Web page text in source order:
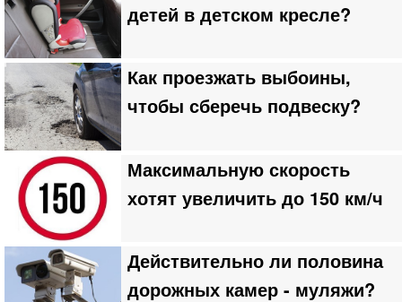
детей в детском кресле?
Как проезжать выбоины,
чтобы сберечь подвеску?
Максимальную скорость
хотят увеличить до 150 км/ч
Действительно ли половина
дорожных камер - муляжи?